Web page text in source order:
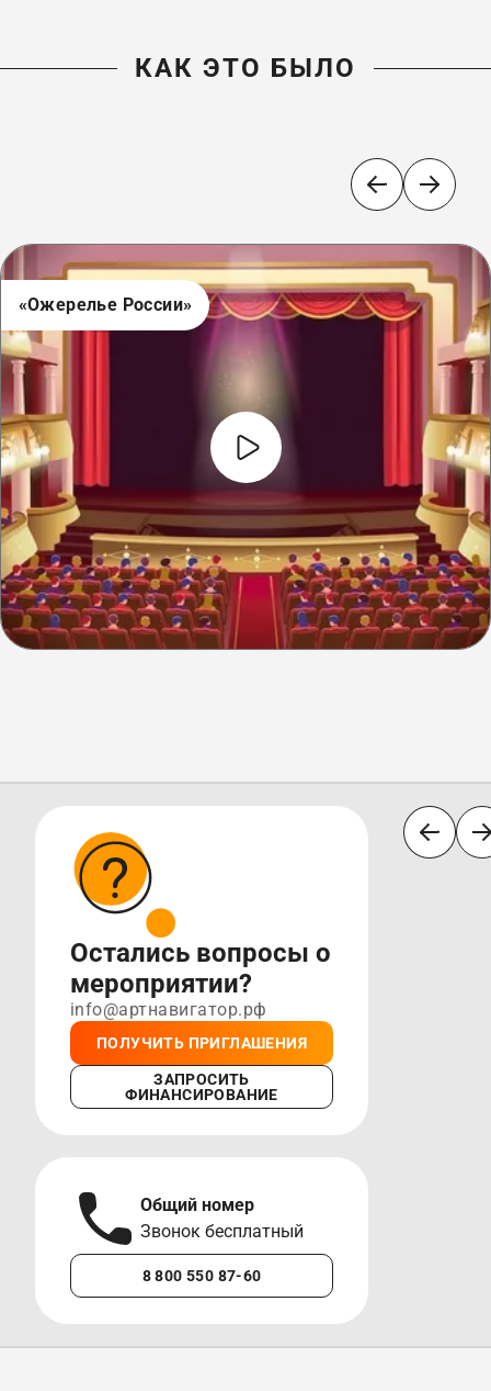
КАК ЭТО БЫЛО
«Ожерелье России»
Остались вопросы о
мероприятии?
info@артнавигатор.рф
ПОЛУЧИТЬ ПРИГЛАШЕНИЯ
ЗАПРОСИТЬ
ФИНАНСИРОВАНИЕ
Общий номер
Звонок бесплатный
8 800 550 87-60